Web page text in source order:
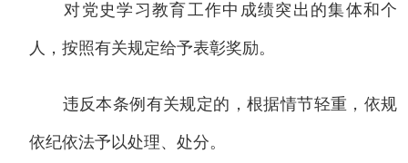
对党史学习教育工作中成绩突出的集体和个
人，按照有关规定给予表彰奖励。
违反本条例有关规定的，根据情节轻重，依规
依纪依法予以处理、处分。